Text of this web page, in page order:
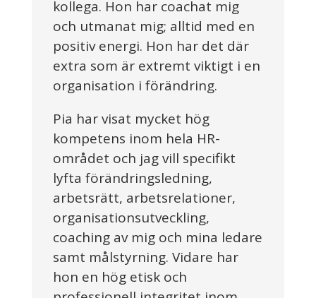
kollega. Hon har coachat mig
och utmanat mig; alltid med en
positiv energi. Hon har det där
extra som är extremt viktigt i en
organisation i förändring.
Pia har visat mycket hög
kompetens inom hela HR-
området och jag vill specifikt
lyfta förändringsledning,
arbetsrätt, arbetsrelationer,
organisationsutveckling,
coaching av mig och mina ledare
samt målstyrning. Vidare har
hon en hög etisk och